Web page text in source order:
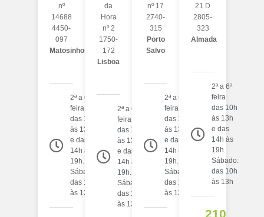
nº
14688
4450-
097
Matosinhos
2ª a 6ª
feira
das 10h
às 13h
e das
14h às
19h.
Sábado:
das 10h
às 13h
da
Hora
nº 2
1750-
172
Lisboa
2ª a 6ª
feira
das 10h
às 13h
e das
14h às
19h.
Sábado:
das 10h
às 13h
nº 17
2740-
315
Porto
Salvo
2ª a 6ª
feira
das 10h
às 13h
e das
14h às
19h.
Sábado:
das 10h
às 13h
21 D
2805-
323
Almada
2ª a 6ª
feira
das 10h
às 13h
e das
14h às
19h.
Sábado:
das 10h
às 13h
210